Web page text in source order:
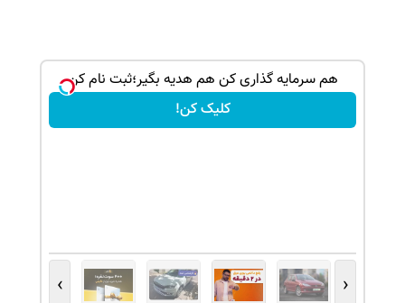
هم سرمایه گذاری کن هم هدیه بگیر؛ثبت نام کن
کلیک کن!
‹
›